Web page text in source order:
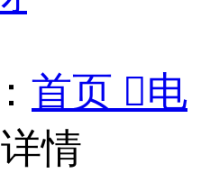
首页 电
情